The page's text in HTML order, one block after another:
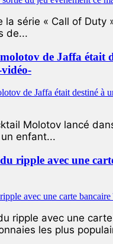
la série « Call of Duty
de...
de Jaffa était
Molotov lancé
enfant...
ripple avec une
ripple avec une
les plus